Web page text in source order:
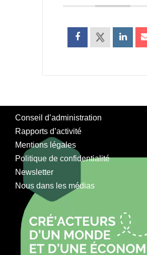
Conseil d’administration
Rapports d’activité
Mentions légales
Politique de confidentialité
Newsletter
Nous dans les médias